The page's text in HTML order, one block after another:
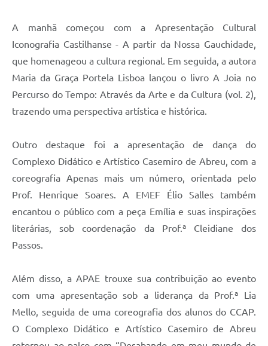
A manhã começou com a Apresentação Cultural
Iconografia Castilhanse - A partir da Nossa Gauchidade,
que homenageou a cultura regional. Em seguida, a autora
Maria da Graça Portela Lisboa lançou o livro A Joia no
Percurso do Tempo: Através da Arte e da Cultura (vol. 2),
trazendo uma perspectiva artística e histórica.
Outro destaque foi a apresentação de dança do
Complexo Didático e Artístico Casemiro de Abreu, com a
coreografia Apenas mais um número, orientada pelo
Prof. Henrique Soares. A EMEF Élio Salles também
encantou o público com a peça Emília e suas inspirações
literárias, sob coordenação da Prof.ª Cleidiane dos
Passos.
Além disso, a APAE trouxe sua contribuição ao evento
com uma apresentação sob a liderança da Prof.ª Lia
Mello, seguida de uma coreografia dos alunos do CCAP.
O Complexo Didático e Artístico Casemiro de Abreu